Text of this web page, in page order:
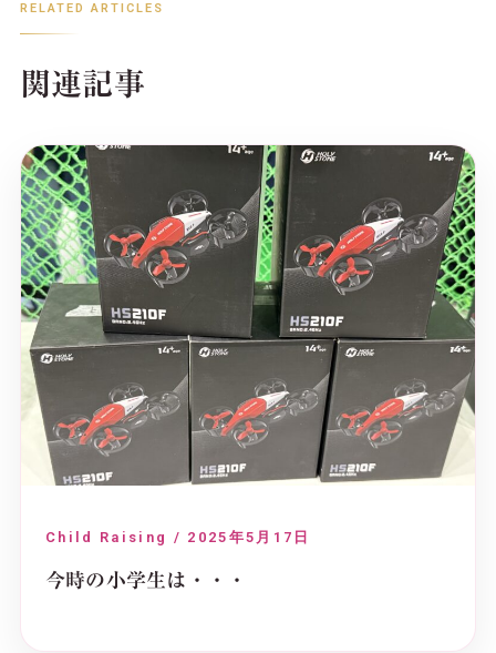
RELATED ARTICLES
関連記事
Child Raising / 2025年5月17日
今時の小学生は・・・